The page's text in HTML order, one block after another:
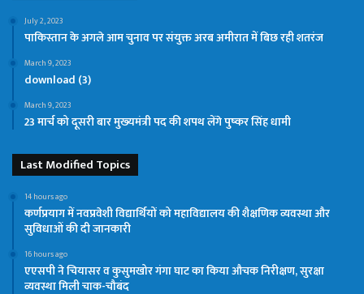
July 2, 2023
पाकिस्तान के अगले आम चुनाव पर संयुक्त अरब अमीरात में बिछ रही शतरंज
March 9, 2023
download (3)
March 9, 2023
23 मार्च को दूसरी बार मुख्‍यमंत्री पद की शपथ लेंगे पुष्‍कर सिंह धामी
Last Modified Topics
14 hours ago
कर्णप्रयाग में नवप्रवेशी विद्यार्थियों को महाविद्यालय की शैक्षणिक व्यवस्था और
सुविधाओं की दी जानकारी
16 hours ago
एएसपी ने चियासर व कुसुमखोर गंगा घाट का किया औचक निरीक्षण, सुरक्षा
व्यवस्था मिली चाक-चौबंद